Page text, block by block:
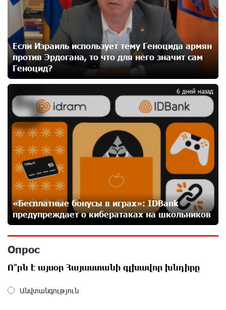
День благодарности клиентам в Ванадзоре: IDBank
24 дней назад
Пашинян замотивирован уничтожить Армению․
26 дней назад
«Мой лес Армения» — бенефициар инициативы
«Сила одного драма» в июле
27 дней назад
Станьте акционером Юнибанка и воспользуйтесь
выгодным инвестиционным предложением
27 дней назад
сотрудничестве с Конверс МСБ
Если Израиль использует тему Геноцида армян
против Эрдогана, то что для него значит сам
Геноцид?
«Бесплатные бонусы в играх»: IDBank
предупреждает о кибератаках на школьников
6 дней назад
5
Опрос
Ո՞րն է այսօր Հայաստանի գլխավոր խնդիրը
Անվտանգություն